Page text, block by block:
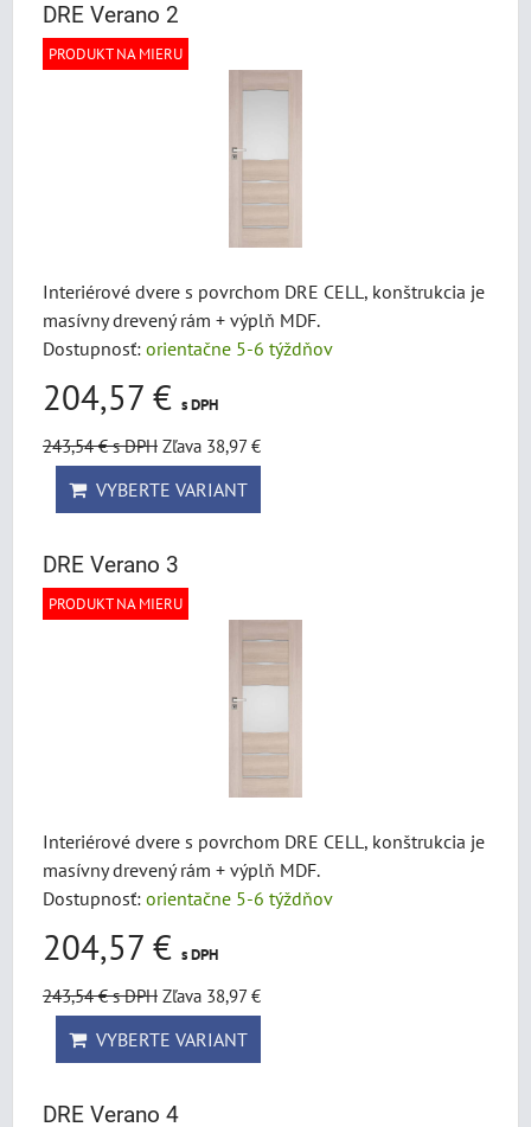
DRE Verano 2
PRODUKT NA MIERU
Interiérové dvere s povrchom DRE CELL, konštrukcia je
masívny drevený rám + výplň MDF.
Dostupnosť: orientačne 5-6 týždňov
204,57 € s DPH
243,54 €s DPH Zľava 38,97 €
VYBERTE VARIANT
DRE Verano 3
PRODUKT NA MIERU
Interiérové dvere s povrchom DRE CELL, konštrukcia je
masívny drevený rám + výplň MDF.
Dostupnosť: orientačne 5-6 týždňov
204,57 € s DPH
243,54 €s DPH Zľava 38,97 €
VYBERTE VARIANT
DRE Verano 4